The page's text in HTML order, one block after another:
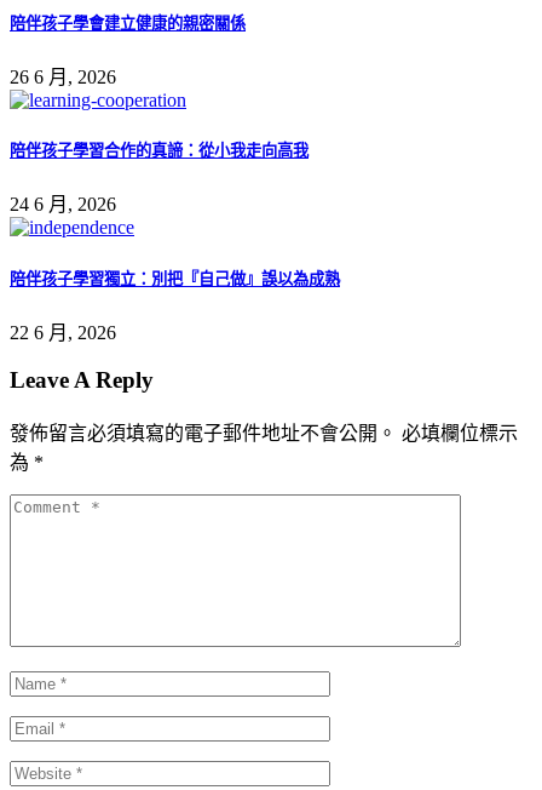
陪伴孩子學會建立健康的親密關係
26 6 月, 2026
陪伴孩子學習合作的真諦：從小我走向高我
24 6 月, 2026
陪伴孩子學習獨立：別把『自己做』誤以為成熟
22 6 月, 2026
Leave A Reply
發佈留言必須填寫的電子郵件地址不會公開。 必填欄位標示
為 *